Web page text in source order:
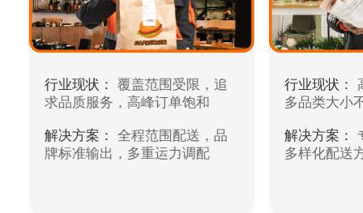
行业现状：
覆盖范围受限，追
求品质服务，高峰订单饱和
解决方案：
全程范围配送，品
牌标准输出，多重运力调配
行业现状：
多品类大小
解决方案：
多样化配送